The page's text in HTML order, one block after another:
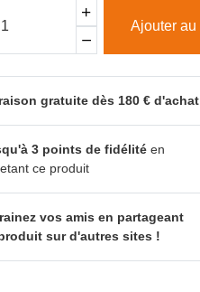
Ajouter au
gratuite dès 180 € d'achat
3 points de fidélitéen
ce produit
vos amis en partageant
sur d'autres sites !